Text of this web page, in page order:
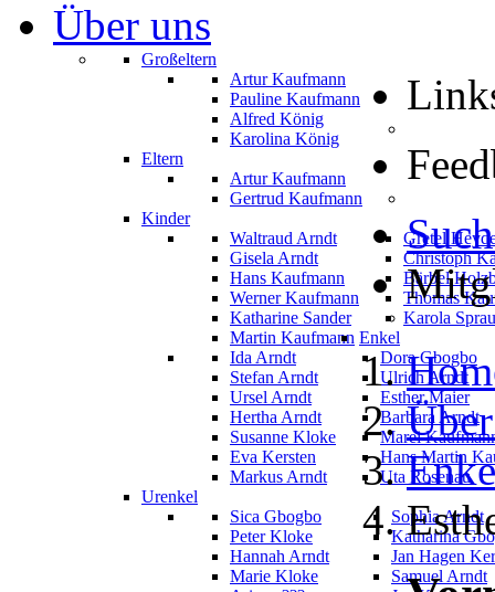
Über uns
Großeltern
Artur Kaufmann
Pauline Kaufmann
Alfred König
Karolina König
Eltern
Artur Kaufmann
Gertrud Kaufmann
Kinder
Waltraud Arndt
Gisela Arndt
Hans Kaufmann
Werner Kaufmann
Katharine Sander
Martin Kaufmann
Gretel
Christoph
Bärbel
Thomas
Karola Sprau
Enkel
Ida Arndt
Stefan Arndt
Ursel Arndt
Hertha Arndt
Susanne Kloke
Eva Kersten
Markus Arndt
Dora Gbogbo
Ulrich Arndt
Esther Maier
Barbara Arndt
Marei
Hans Martin
Uta Rosenau
Urenkel
Sica Gbogbo
Peter Kloke
Hannah Arndt
Marie Kloke
Sophia Arndt
Katharina
Jan Hagen
Samuel Arndt